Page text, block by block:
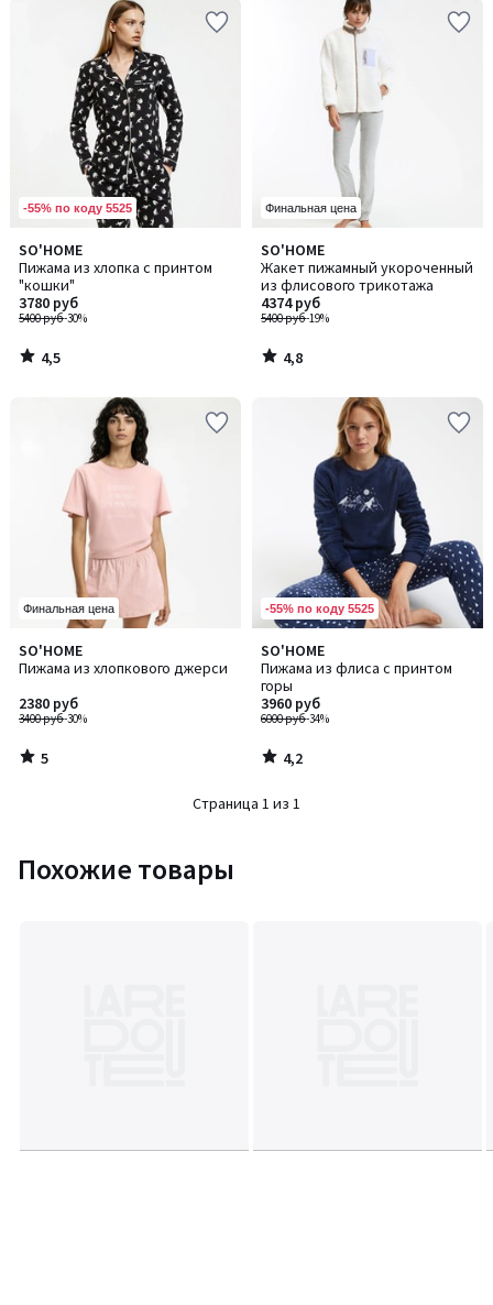
-55% по коду 5525
SO'HOME
Пижама из хлопка с принтом
"кошки"
5400 руб-30%
3780 руб
4,5
/ 5
4,5
/
Финальная цена
SO'HOME
Жакет пижамный укороченный
из флисового трикотажа
5400 руб-19%
4374 руб
4,8
/ 5
4,8
/
Финальная цена
SO'HOME
Пижама из хлопкового джерси
3400 руб-30%
2380 руб
5
/
5
/
-55% по коду 5525
SO'HOME
Пижама из флиса с принтом
горы
6000 руб-34%
3960 руб
4,2
/ 5
4,2
/
Страница 1 из 1
Похожие товары